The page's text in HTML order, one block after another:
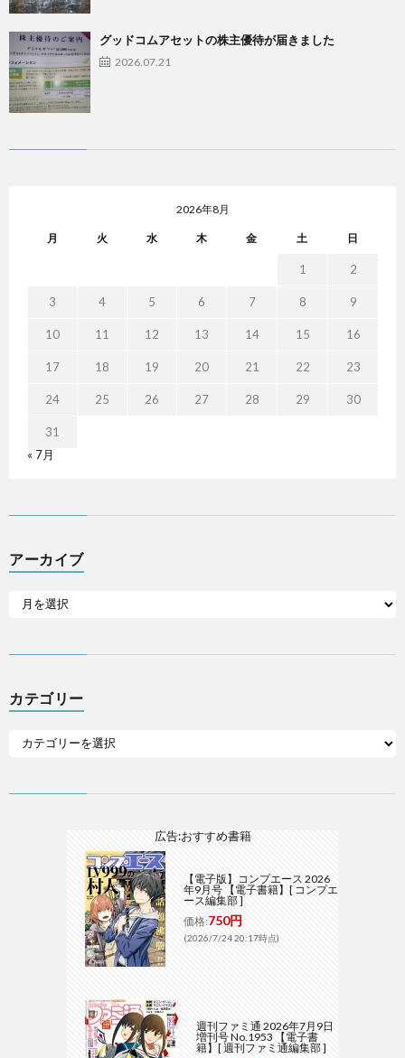
グッドコムアセットの株主優待が届きました
2026.07.21
2026年8月
月 火 水 木 金 土 日
1 2
3 4 5 6 7 8 9
10 11 12 13 14 15 16
17 18 19 20 21 22 23
24 25 26 27 28 29 30
31
« 7月
アーカイブ
カテゴリー
広告:おすすめ書籍
【電子版】コンプエース 2026
年9月号 【電子書籍】[ コンプエ
ース編集部 ]
価格:750円
(2026/7/24 20:17時点)
週刊ファミ通 2026年7月9日
増刊号 No.1953 【電子書
籍】[ 週刊ファミ通編集部 ]